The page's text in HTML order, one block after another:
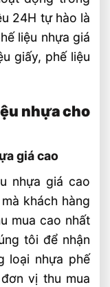
24H tự hào là
liệu nhựa giá
giấy, phế liệu
nhựa cho
giá cao
nhựa giá cao
khách hàng
mua cao nhất
tôi để nhận
loại nhựa phế
vị thu mua